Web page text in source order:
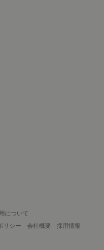
について
リシー 会社概要
採用情報